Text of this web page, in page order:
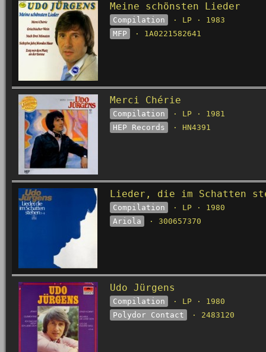
Meine schönsten Lieder
Compilation
· LP · 1983
MFP
· 1A0221582641
Merci Chérie
Compilation
· LP · 1981
HEP Records
· HN4391
Lieder, die im Schatten
Compilation
· LP · 1980
Ariola
· 300657370
Udo Jürgens
Compilation
· LP · 1980
Polydor Contact
· 2483120